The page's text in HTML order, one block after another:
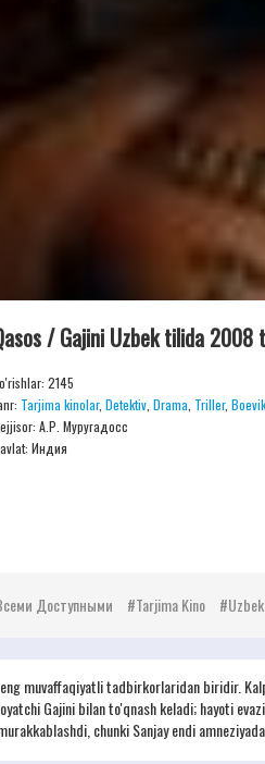
/ Gajini Uzbek tilida 2008
2145
Tarjima kinolar, Detektiv Drama Triller, Boevik
А.Р. Муругадосс
Индия
Доступными Tarjima Kino
muvaffaqiyatli tadbirkorlaridan biridir.
Gajini bilan to'qnash keladi; hayoti
chunki Sanjay endi